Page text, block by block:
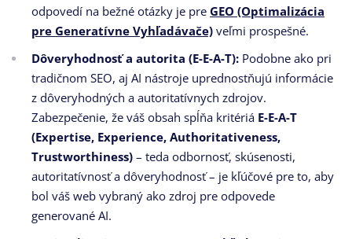
odpovedí na bežné otázky je pre GEO (Optimalizácia
pre Generatívne Vyhľadávače) veľmi prospešné.
Dôveryhodnosť a autorita (E-E-A-T): Podobne ako pri
tradičnom SEO, aj AI nástroje uprednostňujú informácie
z dôveryhodných a autoritatívnych zdrojov.
Zabezpečenie, že váš obsah spĺňa kritériá E-E-A-T
(Expertise, Experience, Authoritativeness,
Trustworthiness) – teda odbornosť, skúsenosti,
autoritatívnosť a dôveryhodnosť – je kľúčové pre to, aby
bol váš web vybraný ako zdroj pre odpovede
generované AI.